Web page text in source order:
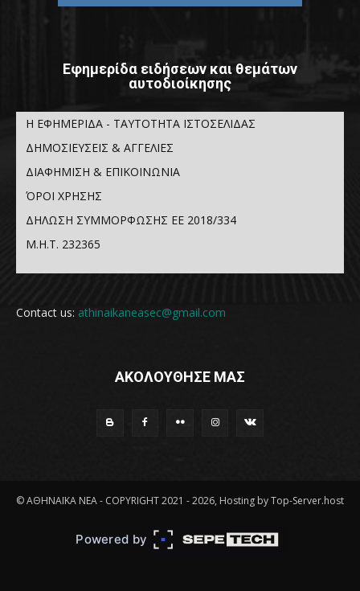
Εφημερίδα ειδήσεων και θεμάτων
αυτοδιοίκησης
Η ΕΦΗΜΕΡΙΔΑ - ΤΑΥΤΟΤΗΤΑ ΙΣΤΟΣΕΛΙΔΑΣ
ΔΗΜΟΣΙΕΥΣΕΙΣ & ΑΓΓΕΛΙΕΣ
ΔΙΑΦΗΜΙΣΗ & ΕΠΙΚΟΙΝΩΝΙΑ
ΌΡΟΙ ΧΡΗΣΗΣ
ΔΗΛΩΣΗ ΣΥΜΜΟΡΦΩΣΗΣ ΕΕ 2018/334
Μ.Η.Τ. 232365
Contact us: athinaikaneasec@gmail.com
ΑΚΟΛΟΥΘΗΣΕ ΜΑΣ
© ΑΘΗΝΑΪΚΑ ΝΕΑ - COPYRIGHT 2021 - 2026, Hosting by Top-Server.host
Powered by